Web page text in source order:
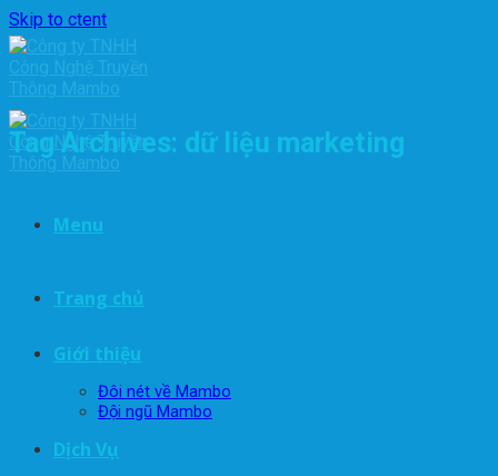
Skip to ctent
Menu
Trang chủ
Giới thiệu
Đôi nét về Mambo
Đội ngũ Mambo
Dịch Vụ
Tag Archives: dữ liệu marketing